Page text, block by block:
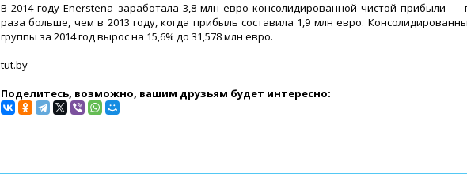
В 2014 году Enerstena заработала 3,8 млн евро консолидированной чистой прибыли —
раза больше, чем в 2013 году, когда прибыль составила 1,9 млн евро.
группы за 2014 год вырос на 15,6% до 31,578 млн евро.
tut.by
Поделитесь, возможно, вашим друзьям будет интересно: